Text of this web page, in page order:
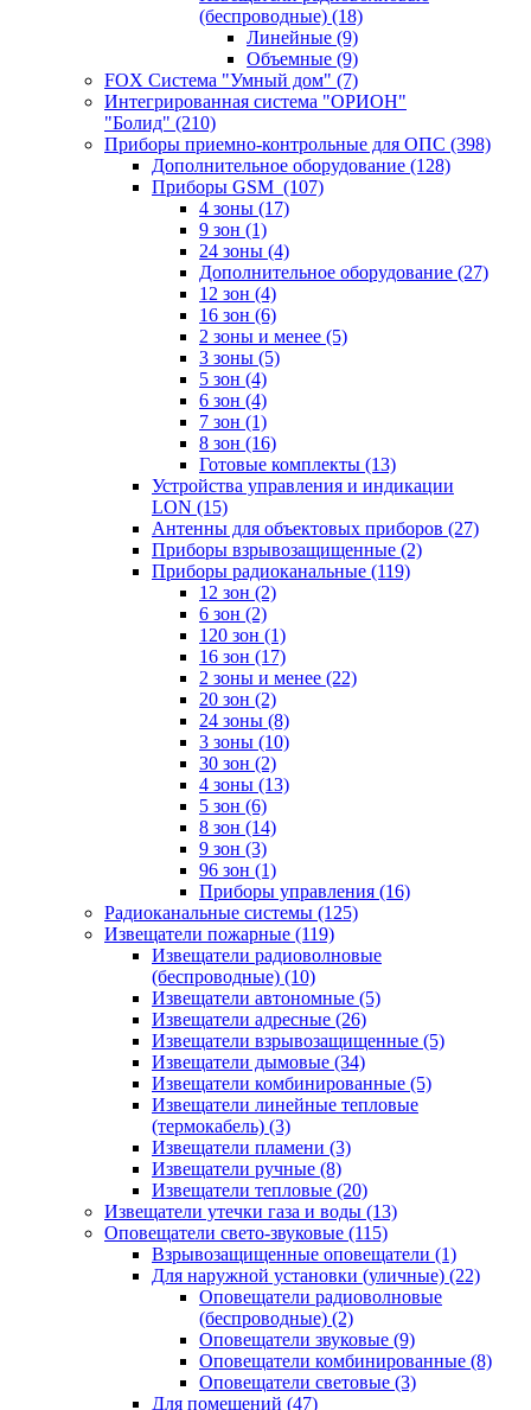
(беспроводные) (18)
Линейные (9)
Объемные (9)
FOX Система "Умный дом" (7)
Интегрированная система "ОРИОН"
"Болид" (210)
Приборы приемно-контрольные для ОПС (398)
Дополнительное оборудование (128)
Приборы GSM (107)
4 зоны (17)
9 зон (1)
24 зоны (4)
Дополнительное оборудование (27)
12 зон (4)
16 зон (6)
2 зоны и менее (5)
3 зоны (5)
5 зон (4)
6 зон (4)
7 зон (1)
8 зон (16)
Готовые комплекты (13)
Устройства управления и индикации
LON (15)
Антенны для объектовых приборов (27)
Приборы взрывозащищенные (2)
Приборы радиоканальные (119)
12 зон (2)
6 зон (2)
120 зон (1)
16 зон (17)
2 зоны и менее (22)
20 зон (2)
24 зоны (8)
3 зоны (10)
30 зон (2)
4 зоны (13)
5 зон (6)
8 зон (14)
9 зон (3)
96 зон (1)
Приборы управления (16)
Радиоканальные системы (125)
Извещатели пожарные (119)
Извещатели радиоволновые
(беспроводные) (10)
Извещатели автономные (5)
Извещатели адресные (26)
Извещатели взрывозащищенные (5)
Извещатели дымовые (34)
Извещатели комбинированные (5)
Извещатели линейные тепловые
(термокабель) (3)
Извещатели пламени (3)
Извещатели ручные (8)
Извещатели тепловые (20)
Извещатели утечки газа и воды (13)
Оповещатели свето-звуковые (115)
Взрывозащищенные оповещатели (1)
Для наружной установки (уличные) (22)
Оповещатели радиоволновые
(беспроводные) (2)
Оповещатели звуковые (9)
Оповещатели комбинированные (8)
Оповещатели световые (3)
Для помещений (47)